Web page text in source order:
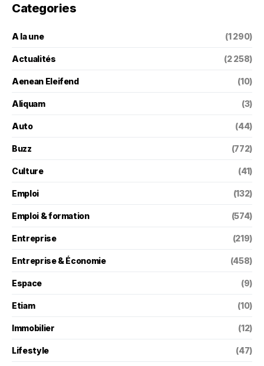
Categories
A la une (1 290)
Actualités (2 258)
Aenean Eleifend (10)
Aliquam (3)
Auto (44)
Buzz (772)
Culture (41)
Emploi (132)
Emploi & formation (574)
Entreprise (219)
Entreprise & Économie (458)
Espace (9)
Etiam (10)
Immobilier (12)
Lifestyle (47)